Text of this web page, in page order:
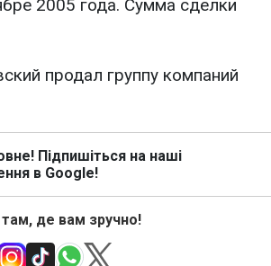
2005 года. Сумма сделки
продал группу компаний
Підпишіться на наші
в Google!
де вам зручно!